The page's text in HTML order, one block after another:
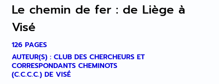
Le chemin de fer : de Liège à
Visé
126 PAGES
AUTEUR(S) : CLUB DES CHERCHEURS ET
CORRESPONDANTS CHEMINOTS
(C.C.C.C.) DE VISÉ